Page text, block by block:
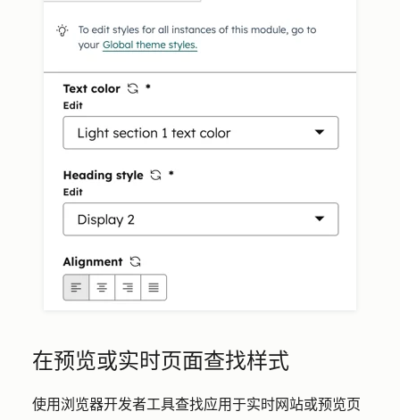
在预览或实时页面查找样式
使用浏览器开发者工具查找应用于实时网站或预览页